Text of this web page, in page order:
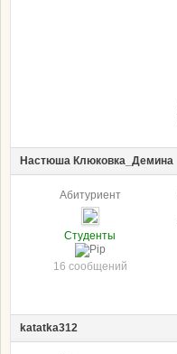
Настюша Клюковка_Демина
Абитуриент
Студенты
16 сообщений
katatka312